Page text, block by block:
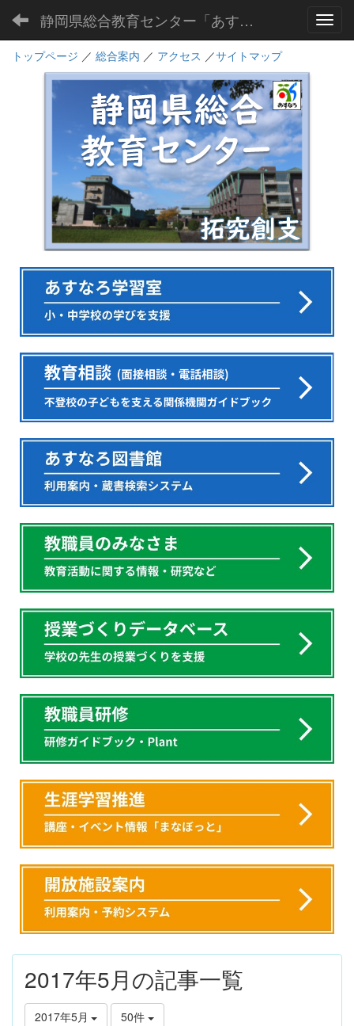
静岡県総合教育センター「あすなろ」
トップページ ／ 総合案内 ／ アクセス ／サイトマップ
2017年5月の記事一覧
2017年5月 50件